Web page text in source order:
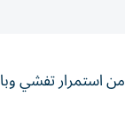
تفشي